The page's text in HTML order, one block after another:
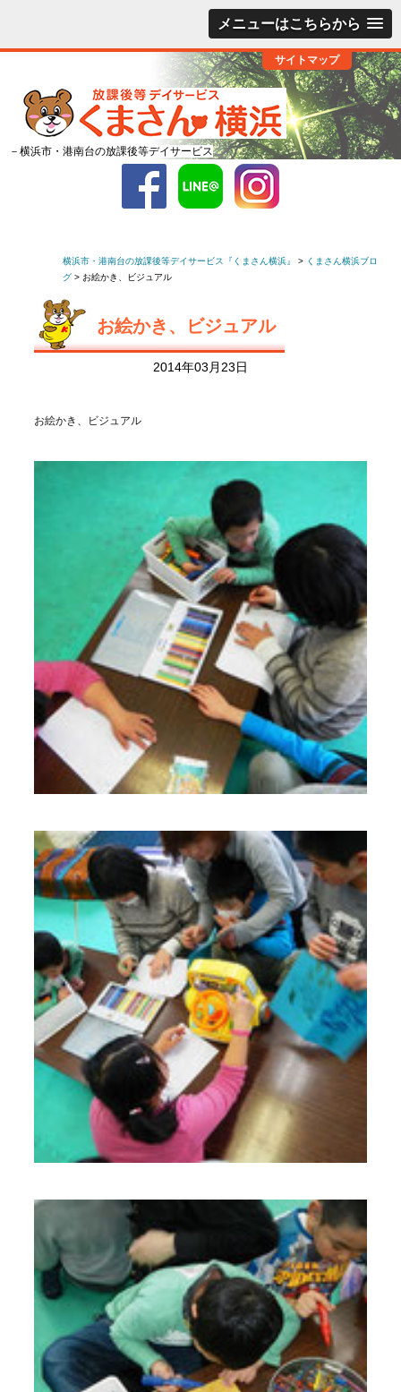
メニューはこちらから
サイトマップ
－横浜市・港南台の放課後等デイサービス
横浜市・港南台の放課後等デイサービス『くまさん横浜』 > くまさん横浜ブロ
グ > お絵かき、ビジュアル
お絵かき、ビジュアル
2014年03月23日
お絵かき、ビジュアル